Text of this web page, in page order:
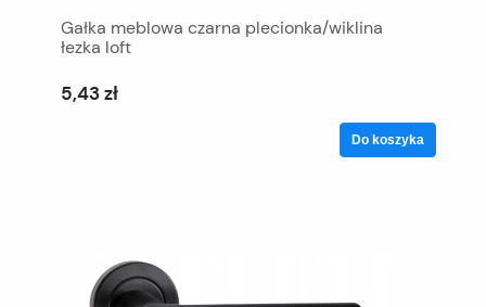
Gałka meblowa czarna plecionka/wiklina
łezka loft
5,43 zł
Do koszyka